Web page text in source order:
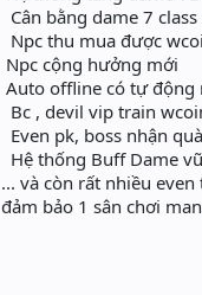
Cân bằng dame 7
Npc thu mua được
Npc cộng hưởng mới
Auto offline có tự động
Bc , devil vip train
Even pk, boss nhận
Hệ thống Buff Dame
... và còn rất nhiều
đảm bảo 1 sân chơi